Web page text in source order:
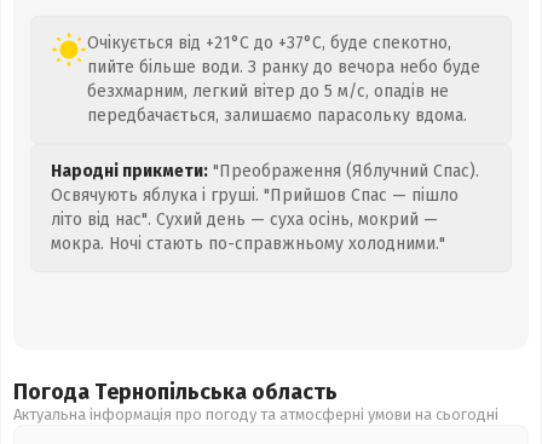
Очікується від +21°C до +37°C, буде спекотно,
пийте більше води. З ранку до вечора небо буде
безхмарним, легкий вітер до 5 м/с, опадів не
передбачається, залишаємо парасольку вдома.
Народні прикмети: "Преображення (Яблучний Спас).
Освячують яблука і груші. "Прийшов Спас — пішло
літо від нас". Сухий день — суха осінь, мокрий —
мокра. Ночі стають по-справжньому холодними."
Погода Тернопільська область
Актуальна інформація про погоду та атмосферні умови на сьогодні